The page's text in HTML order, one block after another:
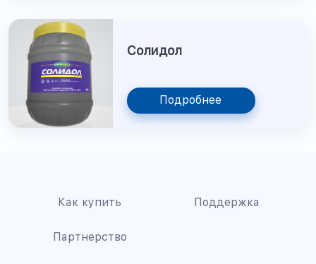
Солидол
Подробнее
Как купить Поддержка
Партнерство